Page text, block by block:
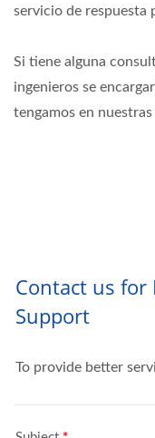
servicio de respuesta
Si tiene alguna
ingenieros se
tengamos en nuestras